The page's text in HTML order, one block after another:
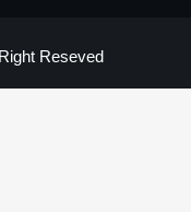
Reseved